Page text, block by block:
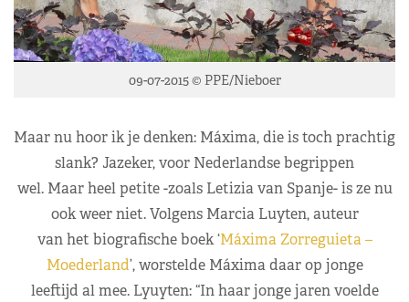
09-07-2015 © PPE/Nieboer
Maar nu hoor ik je denken: Máxima, die is toch prachtig
slank? Jazeker, voor Nederlandse begrippen
wel. Maar heel petite -zoals Letizia van Spanje- is ze nu
ook weer niet. Volgens Marcia Luyten, auteur
van het biografische boek ‘Máxima Zorreguieta –
Moederland’, worstelde Máxima daar op jonge
leeftijd al mee. Lyuyten: “In haar jonge jaren voelde